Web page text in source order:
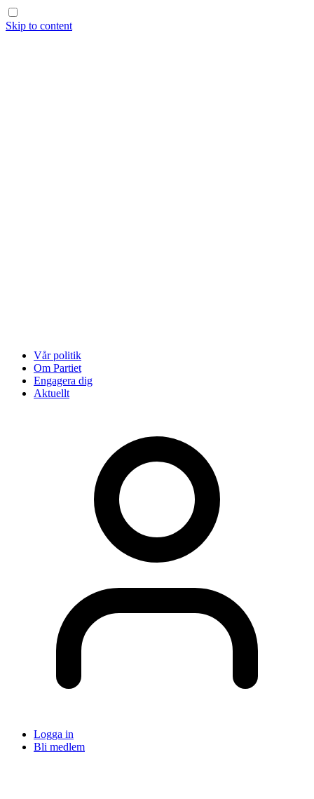
Skip to content
Vår politik
Om Partiet
Engagera dig
Aktuellt
Logga in
Bli medlem